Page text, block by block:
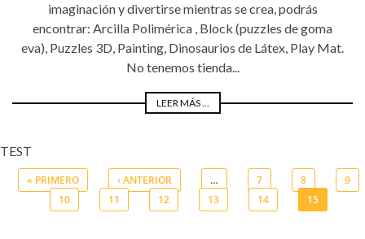
imaginación y divertirse mientras se crea, podrás
encontrar: Arcilla Polimérica , Block (puzzles de goma
eva), Puzzles 3D, Painting, Dinosaurios de Látex, Play Mat.
No tenemos tienda...
LEER MÁS ...
TEST
Páginas
« PRIMERO ‹ ANTERIOR … 7 8
9
10
11 12 13 14 15